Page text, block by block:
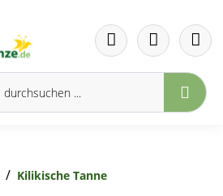
/ Kilikische Tanne